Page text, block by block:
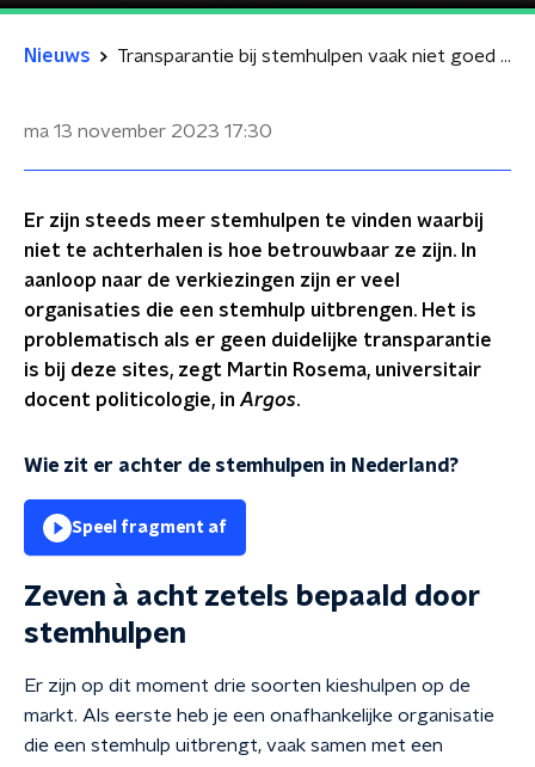
Nieuws Transparantie bij stemhulpen vaak niet goed genoeg
ma 13 november 2023 17:30
Er zijn steeds meer stemhulpen te vinden waarbij
niet te achterhalen is hoe betrouwbaar ze zijn. In
aanloop naar de verkiezingen zijn er veel
organisaties die een stemhulp uitbrengen. Het is
problematisch als er geen duidelijke transparantie
is bij deze sites, zegt Martin Rosema, universitair
docent politicologie, in Argos.
Wie zit er achter de stemhulpen in Nederland?
Speel fragment af
Zeven à acht zetels bepaald door
stemhulpen
Er zijn op dit moment drie soorten kieshulpen op de
markt. Als eerste heb je een onafhankelijke organisatie
die een stemhulp uitbrengt, vaak samen met een